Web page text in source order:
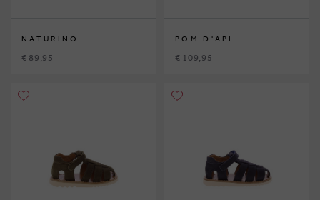
NATURINO
€ 89,95
POM D'API
€ 109,95